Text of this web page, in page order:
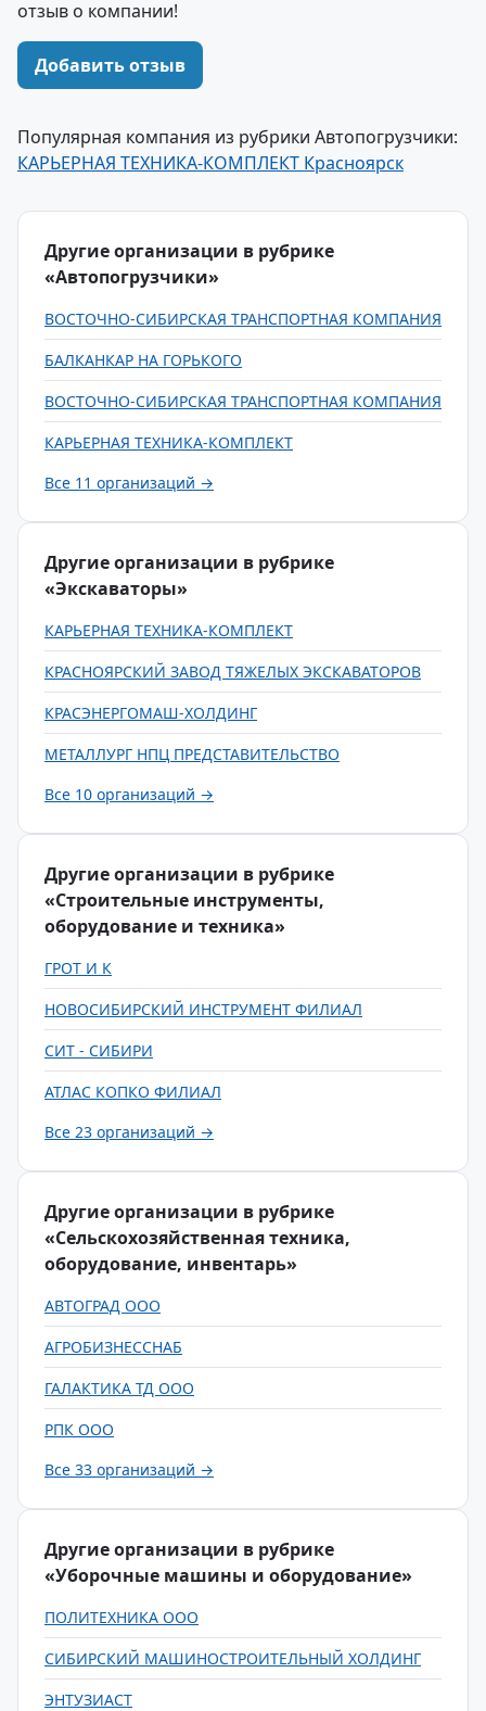
отзыв о компании!
Добавить отзыв
Популярная компания из рубрики Автопогрузчики:
КАРЬЕРНАЯ ТЕХНИКА-КОМПЛЕКТ Красноярск
Другие организации в рубрике
«Автопогрузчики»
ВОСТОЧНО-СИБИРСКАЯ ТРАНСПОРТНАЯ КОМПАНИЯ
БАЛКАНКАР НА ГОРЬКОГО
ВОСТОЧНО-СИБИРСКАЯ ТРАНСПОРТНАЯ КОМПАНИЯ
КАРЬЕРНАЯ ТЕХНИКА-КОМПЛЕКТ
Все 11 организаций →
Другие организации в рубрике
«Экскаваторы»
КАРЬЕРНАЯ ТЕХНИКА-КОМПЛЕКТ
КРАСНОЯРСКИЙ ЗАВОД ТЯЖЕЛЫХ ЭКСКАВАТОРОВ
КРАСЭНЕРГОМАШ-ХОЛДИНГ
МЕТАЛЛУРГ НПЦ ПРЕДСТАВИТЕЛЬСТВО
Все 10 организаций →
Другие организации в рубрике
«Строительные инструменты,
оборудование и техника»
ГРОТ И К
НОВОСИБИРСКИЙ ИНСТРУМЕНТ ФИЛИАЛ
СИТ - СИБИРИ
АТЛАС КОПКО ФИЛИАЛ
Все 23 организаций →
Другие организации в рубрике
«Сельскохозяйственная техника,
оборудование, инвентарь»
АВТОГРАД ООО
АГРОБИЗНЕССНАБ
ГАЛАКТИКА ТД ООО
РПК ООО
Все 33 организаций →
Другие организации в рубрике
«Уборочные машины и оборудование»
ПОЛИТЕХНИКА ООО
СИБИРСКИЙ МАШИНОСТРОИТЕЛЬНЫЙ ХОЛДИНГ
ЭНТУЗИАСТ